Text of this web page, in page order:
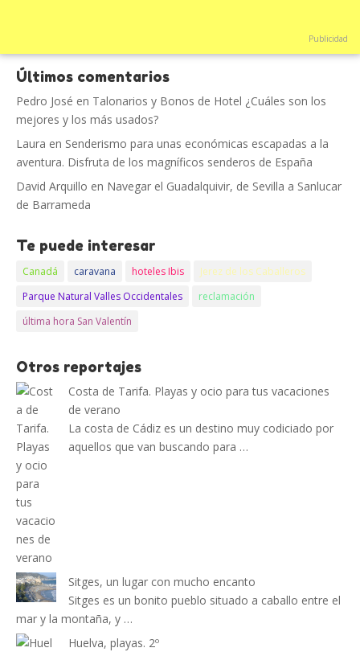
Publicidad
Últimos comentarios
Pedro José en Talonarios y Bonos de Hotel ¿Cuáles son los
mejores y los más usados?
Laura en Senderismo para unas económicas escapadas a la
aventura. Disfruta de los magníficos senderos de España
David Arquillo en Navegar el Guadalquivir, de Sevilla a Sanlucar
de Barrameda
Te puede interesar
Canadá caravana hoteles Ibis
Jerez de los Caballeros
Parque Natural Valles Occidentales
reclamación
última hora San Valentín
Otros reportajes
Costa de Tarifa. Playas y ocio para tus vacaciones
de verano
La costa de Cádiz es un destino muy codiciado por
aquellos que van buscando para …
Sitges, un lugar con mucho encanto
Sitges es un bonito pueblo situado a caballo entre el
mar y la montaña, y …
Huelva, playas. 2º